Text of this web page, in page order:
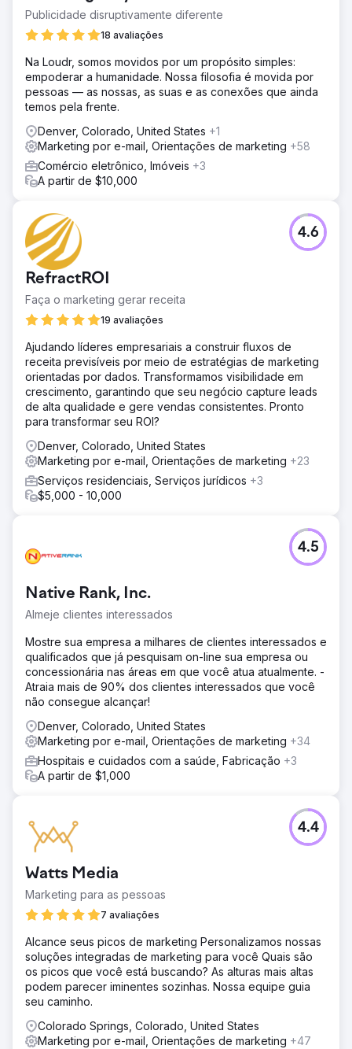
Publicidade disruptivamente diferente
18 avaliações
Na Loudr, somos movidos por um propósito simples:
empoderar a humanidade. Nossa filosofia é movida por
pessoas — as nossas, as suas e as conexões que ainda
temos pela frente.
Denver, Colorado, United States +1
Marketing por e-mail, Orientações de marketing +58
Comércio eletrônico, Imóveis +3
A partir de $10,000
RefractROI
Faça o marketing gerar receita
19 avaliações
4.6
Ajudando líderes empresariais a construir fluxos de
receita previsíveis por meio de estratégias de marketing
orientadas por dados. Transformamos visibilidade em
crescimento, garantindo que seu negócio capture leads
de alta qualidade e gere vendas consistentes. Pronto
para transformar seu ROI?
Denver, Colorado, United States
Marketing por e-mail, Orientações de marketing +23
Serviços residenciais, Serviços jurídicos +3
$5,000 - 10,000
Native Rank, Inc.
Almeje clientes interessados
4.5
Mostre sua empresa a milhares de clientes interessados e
qualificados que já pesquisam on-line sua empresa ou
concessionária nas áreas em que você atua atualmente. -
Atraia mais de 90% dos clientes interessados que você
não consegue alcançar!
Denver, Colorado, United States
Marketing por e-mail, Orientações de marketing +34
Hospitais e cuidados com a saúde, Fabricação +3
A partir de $1,000
Watts Media
Marketing para as pessoas
7 avaliações
4.4
Alcance seus picos de marketing Personalizamos nossas
soluções integradas de marketing para você Quais são
os picos que você está buscando? As alturas mais altas
podem parecer iminentes sozinhas. Nossa equipe guia
seu caminho.
Colorado Springs, Colorado, United States
Marketing por e-mail, Orientações de marketing +47